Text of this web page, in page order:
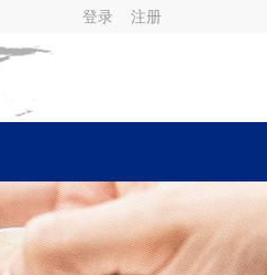
登录 注册